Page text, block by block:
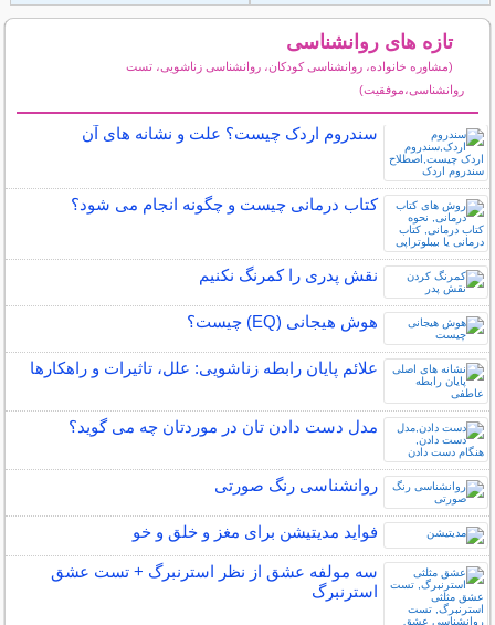
تازه های روانشناسی
(مشاوره خانواده، روانشناسی کودکان، روانشناسی زناشویی، تست
روانشناسی،موفقیت)
سندروم اردک چیست؟ علت و نشانه های آن
کتاب درمانی چیست و چگونه انجام می شود؟
نقش پدری را کمرنگ نکنیم
هوش هیجانی (EQ) چیست؟
علائم پایان رابطه زناشویی: علل، تاثیرات و راهکارها
مدل دست دادن تان در موردتان چه می گوید؟
روانشناسی رنگ صورتی
فواید مدیتیشن برای مغز و خلق و خو
سه مولفه عشق از نظر استرنبرگ + تست عشق
استرنبرگ